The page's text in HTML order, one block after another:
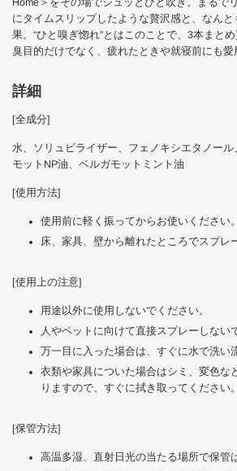
Home＞をその場でシュッとひと吹き。まるで
にタイムスリップしたような贅沢感と、なん
果。“ひと嗅ぎ惚れ”とはこのことで、3本まと
臭目的だけでなく、疲れたときや就寝前にも愛
詳細
[全成分]
水、ソリュビライザー、フェノキシエタノー
モットNP油、ベルガモットミント油
[使用方法]
使用前に軽く振ってからお使いください。
床、家具、壁から離れたところでスプレ
[使用上の注意]
用途以外に使用しないでください。
人やペットに向けて直接スプレーしない
万一目に入った場合は、すぐに水で洗い
衣類や家具についた場合はシミ、変色な
りますので、すぐに拭き取ってください。
[保管方法]
高温多湿、直射日光の当たる場所で保管